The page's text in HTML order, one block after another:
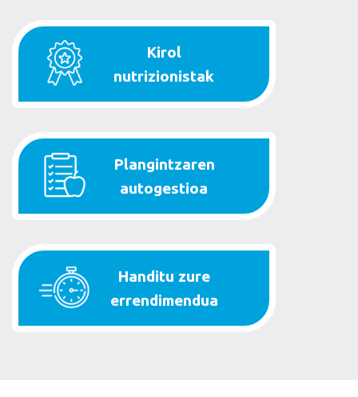
Kirol
nutrizionistak
Plangintzaren
autogestioa
Handitu zure
errendimendua